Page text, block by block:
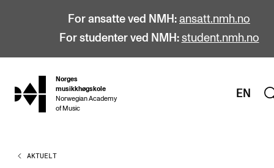
For ansatte ved NMH: ansatt.nmh.no
For studenter ved NMH: student.nmh.no
hjem
Norges
musikkhøgskole
Norwegian Academy
of Music
EN
STUDIER
AKTUELT